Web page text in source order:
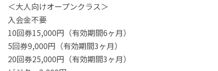
＜大人向けオープンクラス＞
入会金不要
10回券15,000円（有効期間6ヶ月）
5回券9,000円（有効期間3ヶ月）
20回券25,000円（有効期間3ヶ月）